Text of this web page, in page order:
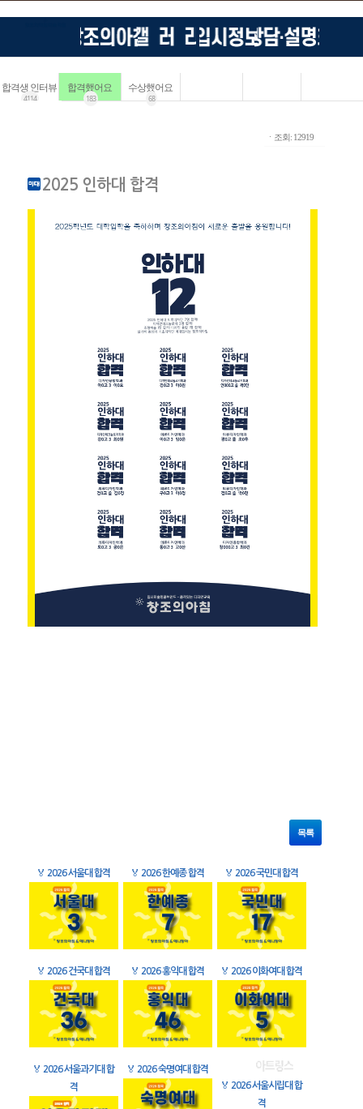
합격생 인터뷰
4114
합격했어요
183
수상했어요
68
ㆍ조회: 12919
2025 인하대 합격
목록
🏅 2026 서울대 합격 🏅 2026 한예종 합격 🏅 2026 국민대 합격
🏅 2026 건국대 합격 🏅 2026 홍익대 합격 🏅 2026 이화여대 합격
🏅 2026 서울과기대 합
격
🏅 2026 숙명여대 합격
🏅 2026 서울시립대 합
격